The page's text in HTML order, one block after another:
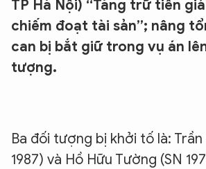
TP Hà Nội) “Tàng trữ tiền
chiếm đoạt tài sản”; nâng
can bị bắt giữ trong vụ án
tượng.
Ba đối tượng bị khởi tố là: Trần
1987) và Hồ Hữu Tường (SN